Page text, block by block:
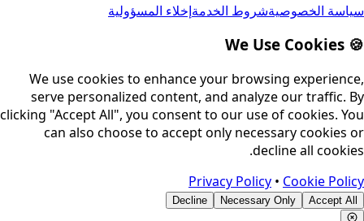
سياسة الخصوصيةشروط الخدمةإخلاء المسؤولية
🍪 We Use Cookies
We use cookies to enhance your browsing experience,
serve personalized content, and analyze our traffic. By
clicking "Accept All", you consent to our use of cookies. You
can also choose to accept only necessary cookies or
decline all cookies.
Privacy Policy • Cookie Policy
Accept All
Necessary Only
Decline